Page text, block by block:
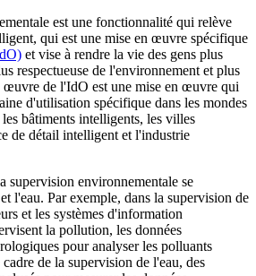
est une fonctionnalité qui relève
qui est une mise en œuvre spécifique
et vise à rendre la vie des gens plus
respectueuse de l'environnement et plus
de l'IdO est une mise en œuvre qui
d'utilisation spécifique dans les mondes
bâtiments intelligents, les villes
de détail intelligent et l'industrie
supervision environnementale se
l'eau. Par exemple, dans la supervision de
et les systèmes d'information
la pollution, les données
pour analyser les polluants
de la supervision de l'eau, des